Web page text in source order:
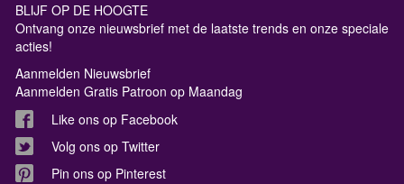
BLIJF OP DE HOOGTE
Ontvang onze nieuwsbrief met de laatste trends en onze speciale
acties!
Aanmelden Nieuwsbrief
Aanmelden Gratis Patroon op Maandag
Like ons op Facebook
Volg ons op Twitter
Pin ons op Pinterest